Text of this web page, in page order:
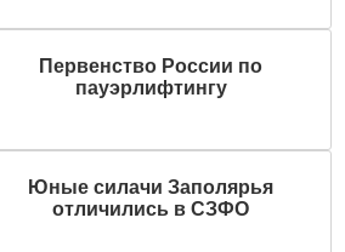
Первенство России по
пауэрлифтингу
Юные силачи Заполярья
отличились в СЗФО